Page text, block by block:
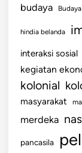
budaya
hindia belanda
interaksi sosial
kegiatan
kolonial
masyarakat
merdeka
pancasila